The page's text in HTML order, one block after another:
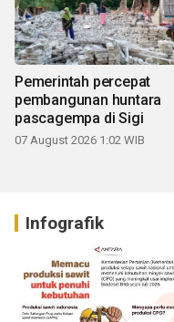
Pemerintah percepat
pembangunan huntara
pascagempa di Sigi
07 August 2026 1:02 WIB
Infografik